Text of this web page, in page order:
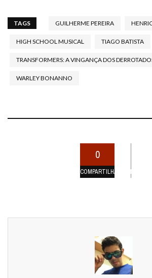
TAGS GUILHERME PEREIRA
HIGH SCHOOL MUSICAL TIAGO BATISTA
TRANSFORMERS: A VINGANÇA DOS
WARLEY BONANNO
0
COMPARTILHAMENTOS